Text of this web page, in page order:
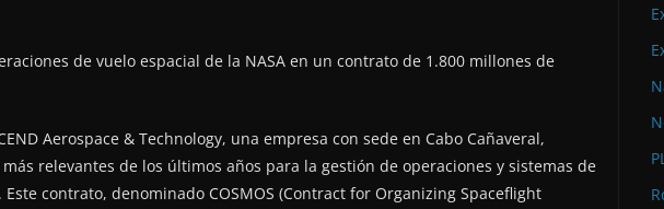
Aerospace & Technology, una empresa con sede en Cabo Cañaveral,
relevantes de los últimos años para la gestión de operaciones y sistemas de
contrato, denominado COSMOS (Contract for Organizing Spaceflight